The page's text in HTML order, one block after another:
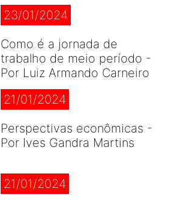
23/01/2024
Como é a jornada de
trabalho de meio período -
Por Luiz Armando Carneiro
21/01/2024
Perspectivas econômicas -
Por Ives Gandra Martins
21/01/2024